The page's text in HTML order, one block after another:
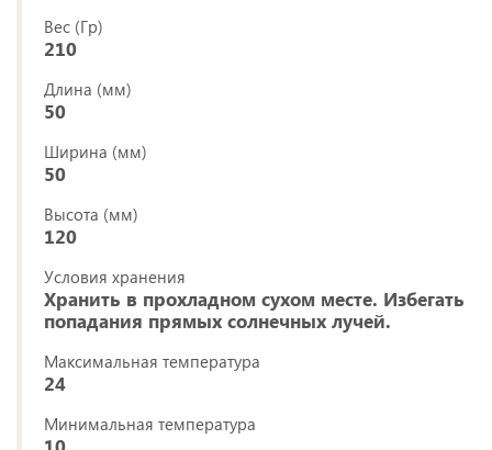
Вес (Гр)
210
Длина (мм)
50
Ширина (мм)
50
Высота (мм)
120
Условия хранения
Хранить в прохладном сухом месте. Избегать
попадания прямых солнечных лучей.
Максимальная температура
24
Минимальная температура